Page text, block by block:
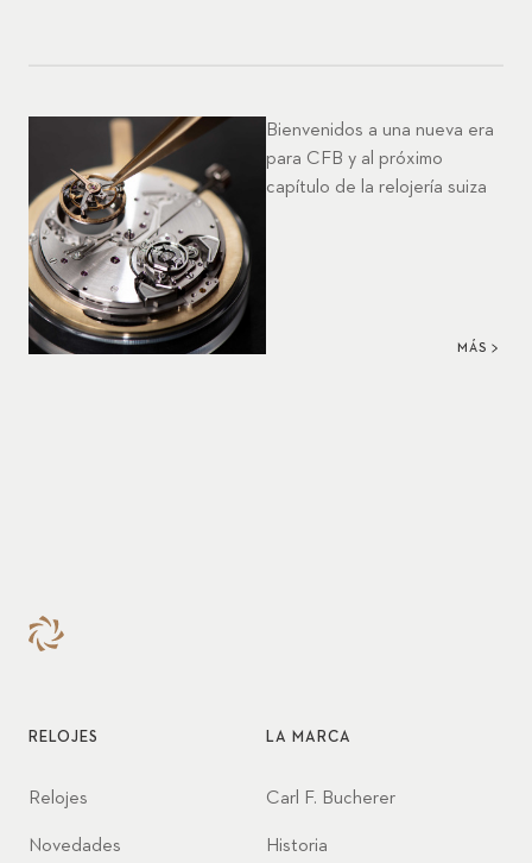
Bienvenidos a una nueva era
para CFB y al próximo
capítulo de la relojería suiza
MÁS
RELOJES
Relojes
Novedades
LA MARCA
Carl F. Bucherer
Historia